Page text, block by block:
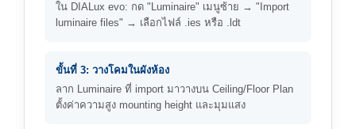
ใน DIALux evo: กด "Luminaire" เมนูซ้าย → "Import
luminaire files" → เลือกไฟล์ .ies หรือ .ldt
ขั้นที่ 3: วางโคมในผังห้อง
ลาก Luminaire ที่ import มาวางบน Ceiling/Floor Plan
ตั้งค่าความสูง mounting height และมุมแสง